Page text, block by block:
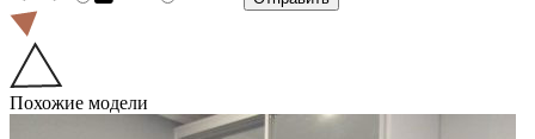
Похожие модели